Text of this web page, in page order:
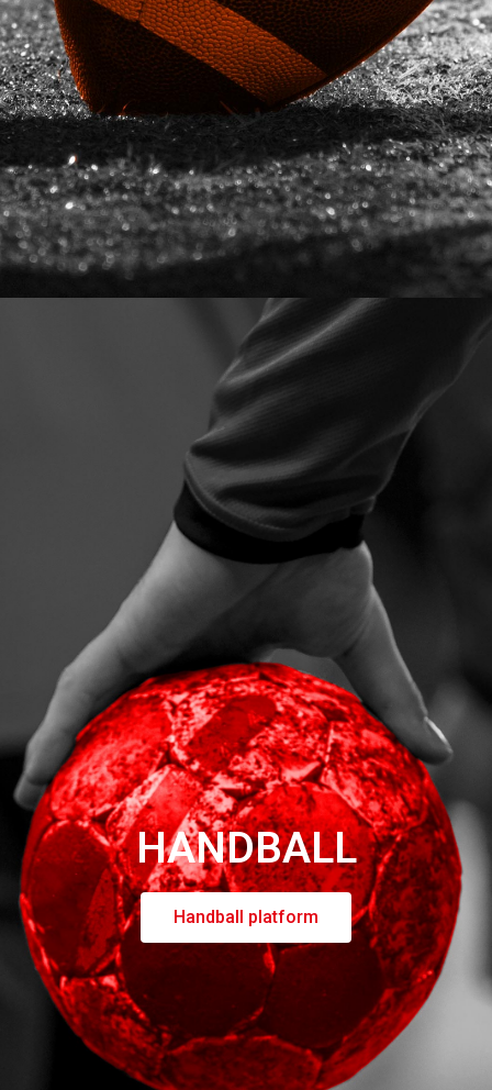
Schnellnavigation
Home
Kontakt
Spieler-Profil anlegen
Trainer-Profil anlegen
als Verein registrieren
+49 40 8000 848 61
info@squadzone.com
SquadZone GmbH
Stadthausbrücke 8
20355 Hamburg
Social Media
Instagram
Facebook
TikTok
USPs Handballportal
Transparente Marktübersicht
HANDBALL
Handball platform